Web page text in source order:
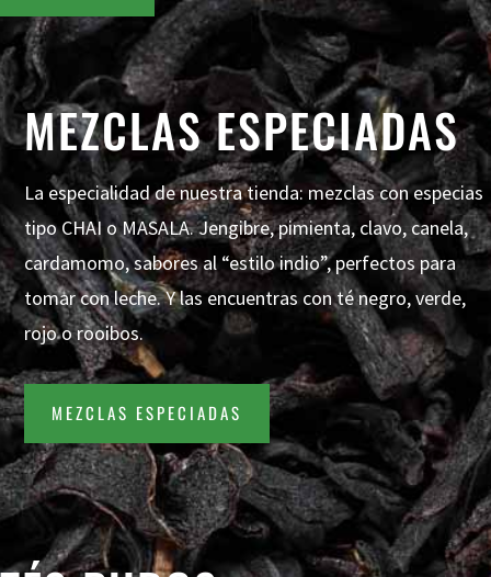
MEZCLAS ESPECIADAS
La especialidad de nuestra tienda: mezclas con especias
tipo CHAI o MASALA. Jengibre, pimienta, clavo, canela,
cardamomo, sabores al “estilo indio”, perfectos para
tomar con leche. Y las encuentras con té negro, verde,
rojo o rooibos.
MEZCLAS ESPECIADAS